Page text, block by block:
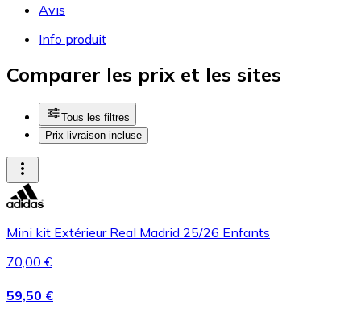
Avis
Info produit
Comparer les prix et les sites
Tous les filtres
Prix livraison incluse
Mini kit Extérieur Real Madrid 25/26 Enfants
70,00 €
59,50 €